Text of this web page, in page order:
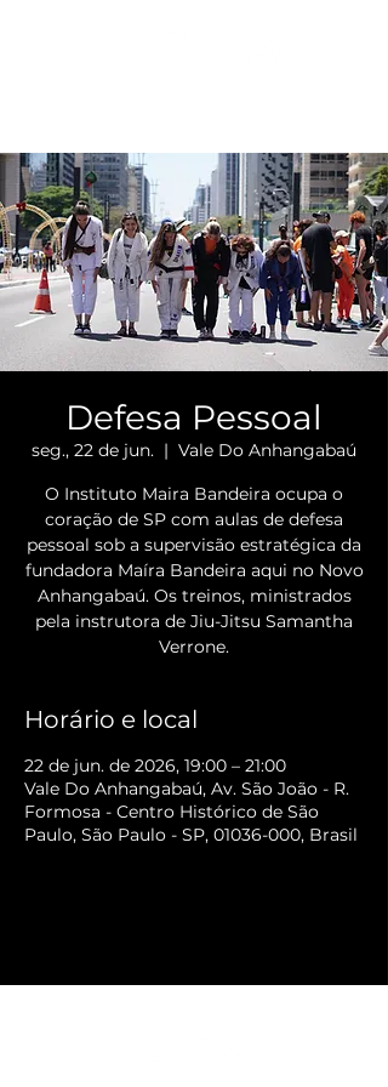
Defesa Pessoal
seg., 22 de jun.
  |
Vale Do Anhangabaú
O Instituto Maira Bandeira ocupa o
coração de SP com aulas de defesa
pessoal sob a supervisão estratégica da
fundadora Maíra Bandeira aqui no Novo
Anhangabaú. Os treinos, ministrados
pela instrutora de Jiu-Jitsu Samantha
Verrone.
Horário e local
22 de jun. de 2026, 19:00 – 21:00
Vale Do Anhangabaú, Av. São João - R.
Formosa - Centro Histórico de São
Paulo, São Paulo - SP, 01036-000, Brasil